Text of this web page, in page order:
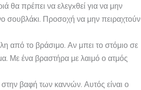
θα πρέπει να ελεγxθεί για να μην
σουβλάκι. Προσοχή να μην πειραχτούν
από το βράσιμο. Αν μπει το στόμιο σε
Με ένα βραστήρα με λαιμό ο ατμός
βαφή των καννών. Αυτός είναι ο